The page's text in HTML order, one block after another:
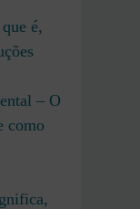
é,
– O
como